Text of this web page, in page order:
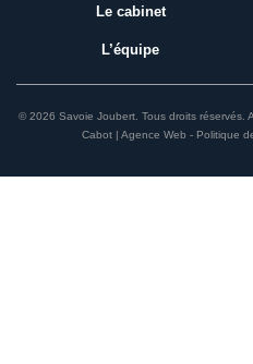
Le cabinet
L’équipe
© 2026 Savoie Joubert. Tous droits réservés.
Cabot | Agence Web
Politique